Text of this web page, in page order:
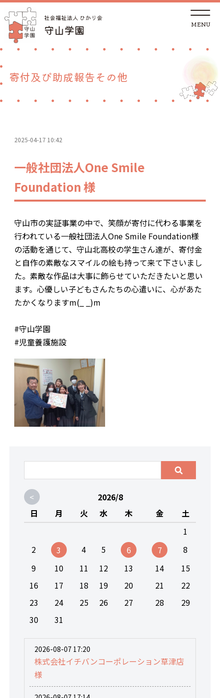
t
g
g
a
トップページ
児童養護施設
ご支援
お問合わせ
寄付及び助成報告その他
2025-04-17 10:42
一般社団法人One Smile
Foundation 様
守山市の実証事業の中で、笑顔が寄付に代わる事業を
行われている一般社団法人One Smile Foundation様
の活動を通じて、守山北高校の学生さん達が、寄付金
と自作の素敵なスマイルの絵も持って来て下さいまし
た。素敵な作品は大事に飾らせていただきたいと思い
ます。心優しい子どもさんたちの心遣いに、心があた
たかくなりますm(_ _)m
#守山学園
#児童養護施設
<
2026/8
日
月 火 水 木 金
土
1
2
3 4 5 6 7
8
9
10 11 12 13 14
15
16
17 18 19 20 21
22
23
24 25 26 27 28
29
30
31
2026-08-07 17:20
株式会社イチバンコーポレーション草津店
様